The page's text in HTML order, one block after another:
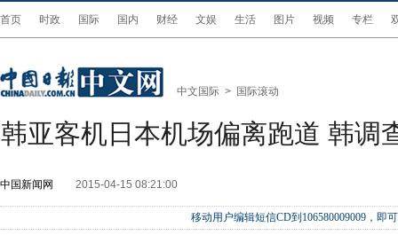
首页 时政 国际 国内 财经 文娱 生活 图片 视频 专栏
中文国际 > 国际滚动
韩亚客机日本机场偏离跑道 韩调
中国新闻网 2015-04-15 08:21:00
移动用户编辑短信CD到106580009009，即